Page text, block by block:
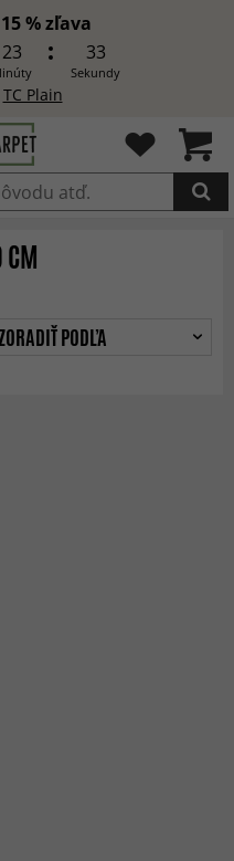
% zľava
23 33
Sekundy
TC Plain
do košíka
CM
ZORADIŤ PODĽA